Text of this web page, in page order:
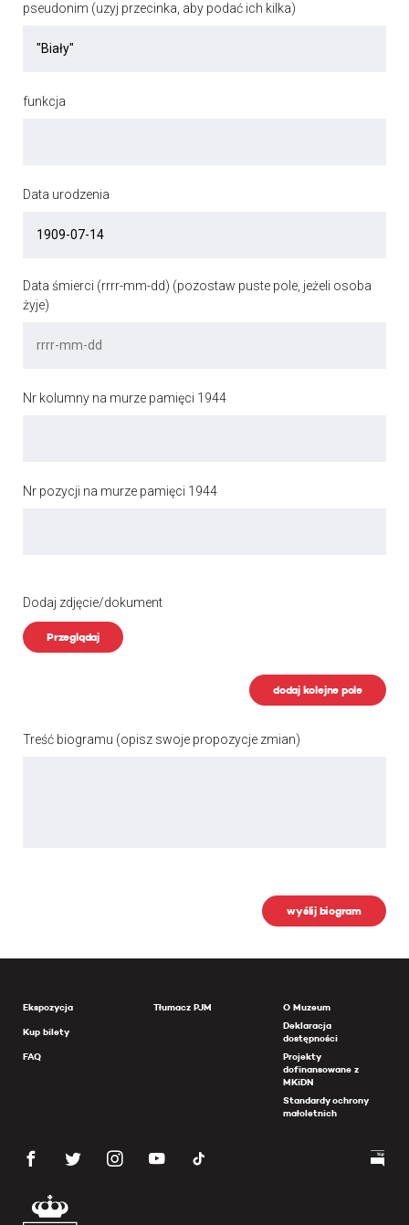
pseudonim (uzyj przecinka, aby podać ich kilka)
funkcja
Data urodzenia
Data śmierci (rrrr-mm-dd) (pozostaw puste pole, jeżeli osoba
żyje)
Nr kolumny na murze pamięci 1944
Nr pozycji na murze pamięci 1944
Dodaj zdjęcie/dokument
Przeglądaj
dodaj kolejne pole
Treść biogramu (opisz swoje propozycje zmian)
wyślij biogram
Ekspozycja
Kup bilety
FAQ
Tłumacz PJM
O Muzeum
Deklaracja
dostępności
Projekty
dofinansowane z
MKiDN
Standardy ochrony
małoletnich